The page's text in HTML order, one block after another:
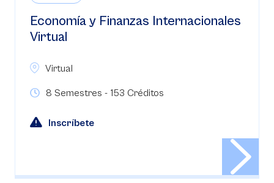
Economía y Finanzas Internacionales
Virtual
Virtual
8 Semestres - 153 Créditos
Inscríbete